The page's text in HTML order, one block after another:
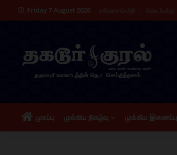
Friday 7 August 2026 எங்களைப்பற்றி தொடர்புக்கு
முகப்பு முக்கிய நிகழ்வு முக்கிய இணைப்பு